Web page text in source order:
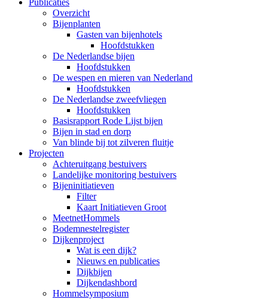
Publicaties
Overzicht
Bijenplanten
Gasten van bijenhotels
Hoofdstukken
De Nederlandse bijen
Hoofdstukken
De wespen en mieren van Nederland
Hoofdstukken
De Nederlandse zweefvliegen
Hoofdstukken
Basisrapport Rode Lijst bijen
Bijen in stad en dorp
Van blinde bij tot zilveren fluitje
Projecten
Achteruitgang bestuivers
Landelijke monitoring bestuivers
Bijeninitiatieven
Filter
Kaart Initiatieven Groot
MeetnetHommels
Bodemnestelregister
Dijkenproject
Wat is een dijk?
Nieuws en publicaties
Dijkbijen
Dijkendashbord
Hommelsymposium